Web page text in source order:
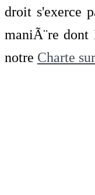
droit s'exerce
maniÃ¨re
notre Charte